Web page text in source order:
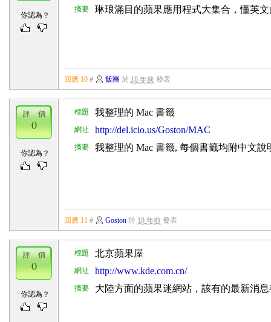
摘要 琳琅滿目的蘋果應用程式大集合，懂英
你認為？
回應 10 # 飯團 於 18 年前發表
標題 我整理的 Mac 書籤
網址 http://del.icio.us/Goston/MAC
摘要 我整理的 Mac 書籤, 每個書籤均附中文說
評 價
0
你認為？
回應 11 # Goston於 18 年前發表
標題 北京蘋果屋
網址 http://www.kde.com.cn/
摘要 大陸方面的蘋果迷網站，該有的最新消
評 價
0
你認為？